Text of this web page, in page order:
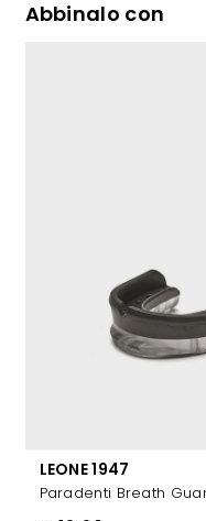
Abbinalo con
LEONE 1947
Paradenti Breath